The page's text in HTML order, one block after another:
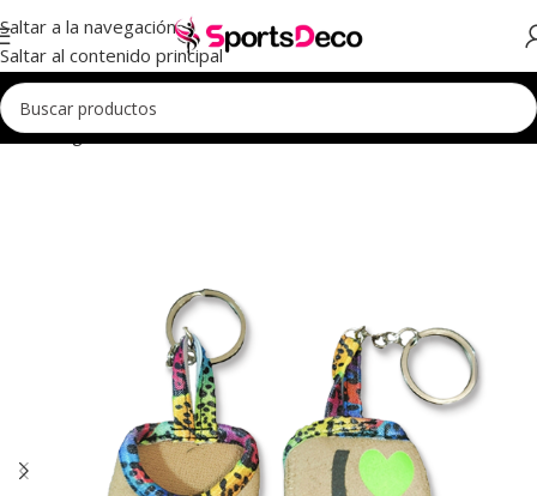
Saltar a la navegación
Saltar al contenido principal
Inicio Regalos Llaveros Llaveros Puntera Rítmica